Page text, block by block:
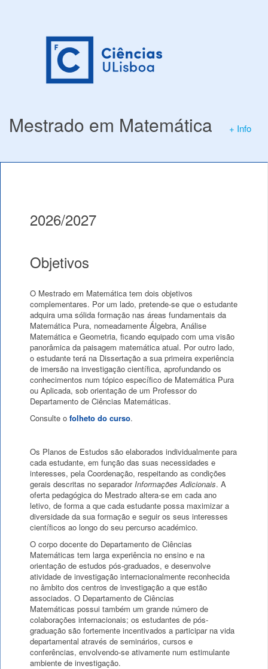
Mestrado em Matemática + Info
2026/2027
Objetivos
O Mestrado em Matemática tem dois objetivos
complementares. Por um lado, pretende-se que o estudante
adquira uma sólida formação nas áreas fundamentais da
Matemática Pura, nomeadamente Álgebra, Análise
Matemática e Geometria, ficando equipado com uma visão
panorâmica da paisagem matemática atual. Por outro lado,
o estudante terá na Dissertação a sua primeira experiência
de imersão na investigação científica, aprofundando os
conhecimentos num tópico específico de Matemática Pura
ou Aplicada, sob orientação de um Professor do
Departamento de Ciências Matemáticas.
Consulte o folheto do curso.
Os Planos de Estudos são elaborados individualmente para
cada estudante, em função das suas necessidades e
interesses, pela Coordenação, respeitando as condições
gerais descritas no separadorInformações Adicionais. A
oferta pedagógica do Mestrado altera-se em cada ano
letivo, de forma a que cada estudante possa maximizar a
diversidade da sua formação e seguir os seus interesses
científicos ao longo do seu percurso académico.
O corpo docente do Departamento de Ciências
Matemáticas tem larga experiência no ensino e na
orientação de estudos pós-graduados, e desenvolve
atividade de investigação internacionalmente reconhecida
no âmbito dos centros de investigação a que estão
associados. O Departamento de Ciências
Matemáticas possui também um grande número de
colaborações internacionais; os estudantes de pós-
graduação são fortemente incentivados a participar na vida
departamental através de seminários, cursos e
conferências, envolvendo-se ativamente num estimulante
ambiente de investigação.